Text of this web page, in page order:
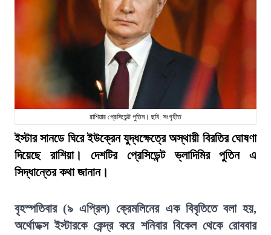
রাশিয়ার প্রেসিডেন্ট পুতিন। ছবি: সংগৃহীত
ইস্টার সানডে ঘিরে ইউক্রেন যুদ্ধক্ষেত্রে অস্থায়ী বিরতির ঘোষণা
দিয়েছে রাশিয়া। দেশটির প্রেসিডেন্ট ভ্লাদিমির পুতিন এ
সিদ্ধান্তের কথা জানান।
বৃহস্পতিবার (৯ এপ্রিল) ক্রেমলিনের এক বিবৃতিতে বলা হয়,
অর্থোডক্স ইস্টারকে কেন্দ্র করে শনিবার বিকেল থেকে রোববার